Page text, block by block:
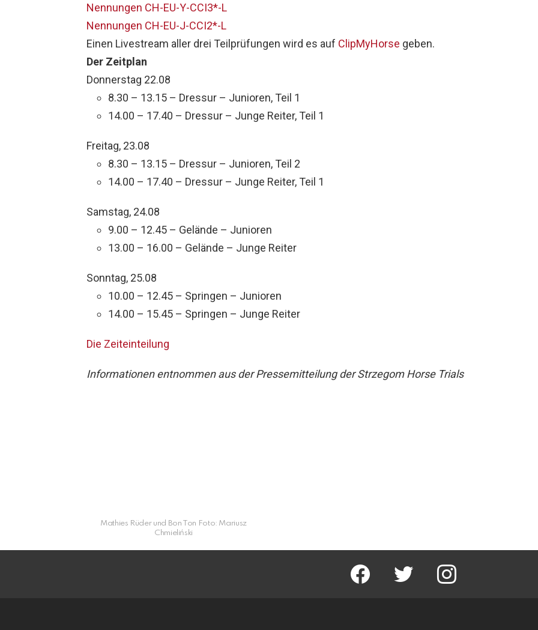
Nennungen CH-EU-Y-CCI3*-L
Nennungen CH-EU-J-CCI2*-L
Einen Livestream aller drei Teilprüfungen wird es auf ClipMyHorse geben.
Der Zeitplan
Donnerstag 22.08
8.30 – 13.15 – Dressur – Junioren, Teil 1
14.00 – 17.40 – Dressur – Junge Reiter, Teil 1
Freitag, 23.08
8.30 – 13.15 – Dressur – Junioren, Teil 2
14.00 – 17.40 – Dressur – Junge Reiter, Teil 1
Samstag, 24.08
9.00 – 12.45 – Gelände – Junioren
13.00 – 16.00 – Gelände – Junge Reiter
Sonntag, 25.08
10.00 – 12.45 – Springen – Junioren
14.00 – 15.45 – Springen – Junge Reiter
Die Zeiteinteilung
Informationen entnommen aus der Pressemitteilung der Strzegom Horse Trials
Mathies Rüder und Bon Ton Foto: Mariusz
Chmieliński
facebook twitter instagram